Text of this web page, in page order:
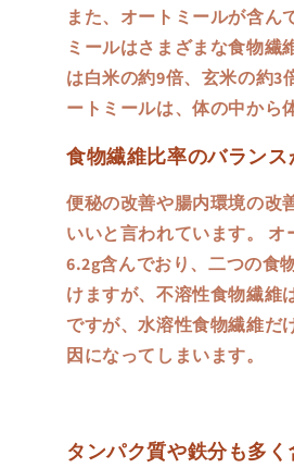
また、オートミールが含ん
ミールはさまざまな食物繊
は白米の約9倍、玄米の約3
ートミールは、体の中から
食物繊維比率のバランス
便秘の改善や腸内環境の改
いいと言われています。
6.2g含んでおり、二つの食
けますが、不溶性食物繊維
ですが、水溶性食物繊維だ
因になってしまいます。
タンパク質や鉄分も多